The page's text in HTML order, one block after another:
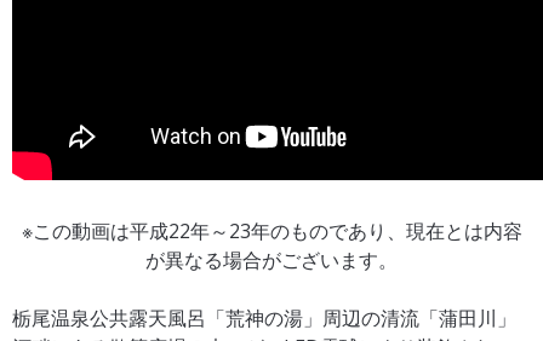
※この動画は平成22年～23年のものであり、現在とは内容
が異なる場合がございます。
栃尾温泉公共露天風呂「荒神の湯」周辺の清流「蒲田川」